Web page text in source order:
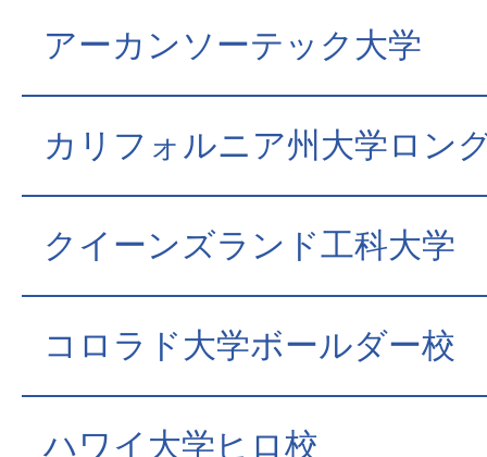
アーカンソーテック大学
カリフォルニア州大学ロン
クイーンズランド工科大学
コロラド大学ボールダー校
ハワイ大学ヒロ校